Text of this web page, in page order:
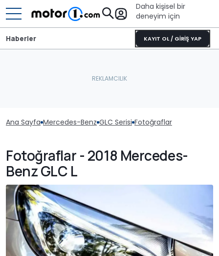
Daha kişisel bir
deneyim için
KAYIT OL / GİRİŞ YAP
Haberler
Ana Sayfa Mercedes-Benz GLC Serisi Fotoğraflar
Fotoğraflar - 2018 Mercedes-
Benz GLC L